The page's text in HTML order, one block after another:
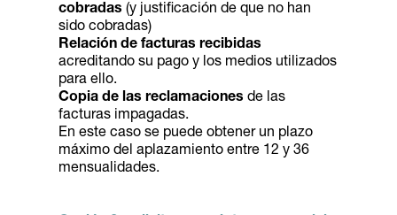
cobradas (y justificación de que no han
sido cobradas)
Relación de facturas recibidas
acreditando su pago y los medios utilizados
para ello.
Copia de las reclamaciones de las
facturas impagadas.
En este caso se puede obtener un plazo
máximo del aplazamiento entre 12 y 36
mensualidades.